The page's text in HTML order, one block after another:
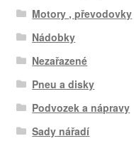
Motory , převodovky
Nádobky
Nezařazené
Pneu a disky
Podvozek a nápravy
Sady nářadí